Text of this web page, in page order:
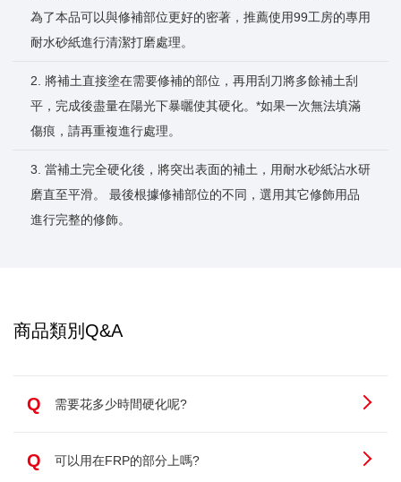
為了本品可以與修補部位更好的密著，推薦使用99工房的專用
耐水砂紙進行清潔打磨處理。
2. 將補土直接塗在需要修補的部位，再用刮刀將多餘補土刮
平，完成後盡量在陽光下暴曬使其硬化。*如果一次無法填滿
傷痕，請再重複進行處理。
3. 當補土完全硬化後，將突出表面的補土，用耐水砂紙沾水研
磨直至平滑。 最後根據修補部位的不同，選用其它修飾用品
進行完整的修飾。
商品類別Q&A
Q 需要花多少時間硬化呢?
Q 可以用在FRP的部分上嗎?